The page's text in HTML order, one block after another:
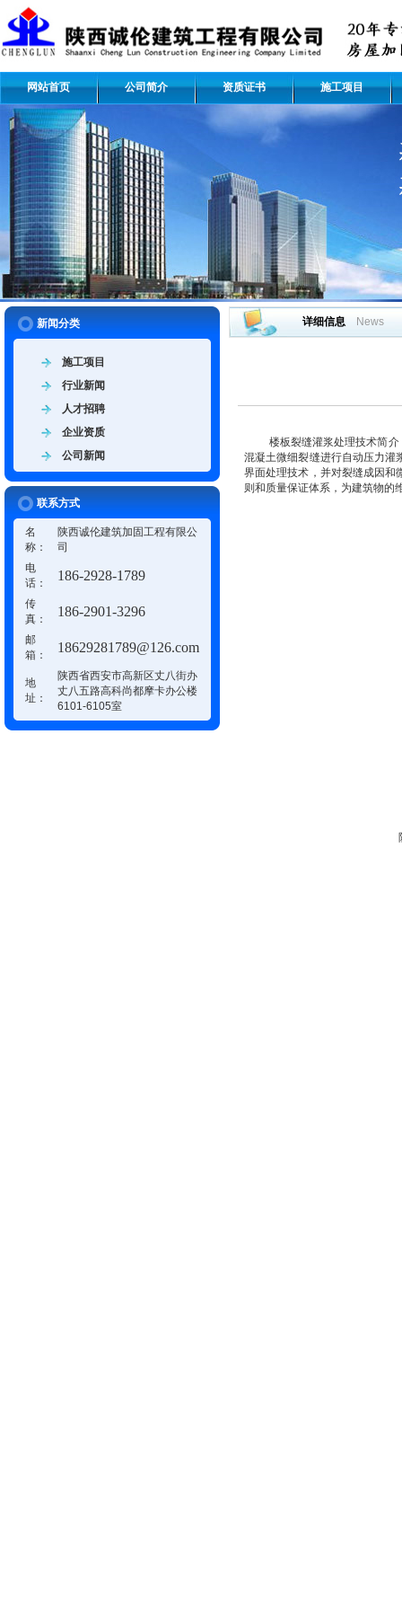
网站首页 公司简介 资质证书 施工项目
新闻分类
施工项目
行业新闻
人才招聘
企业资质
公司新闻
联系方式
名
称：
陕西诚伦建筑加固工程有限公
司
电
话：
186-2928-1789
传
真：
186-2901-3296
邮
箱：
18629281789@126.com
地
址：
陕西省西安市高新区丈八街办
丈八五路高科尚都摩卡办公楼
6101-6105室
详细信息 News
楼板裂缝灌浆处理技术简
混凝土微细裂缝进行自动压力灌
界面处理技术，并对裂缝成因和
则和质量保证体系，为建筑物的